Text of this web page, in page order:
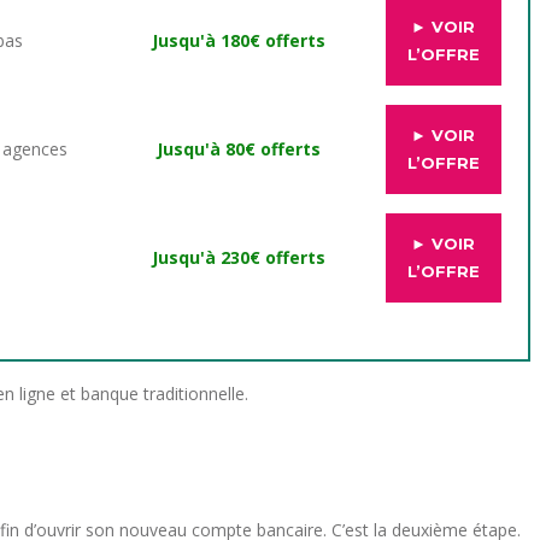
Jusqu'à 180€ offerts
► VOIR
L’OFFRE
Jusqu'à 80€ offerts
► VOIR
L’OFFRE
Jusqu'à 230€ offerts
► VOIR
L’OFFRE
ligne et banque traditionnelle.
son nouveau compte bancaire. C’est la deuxième étape.